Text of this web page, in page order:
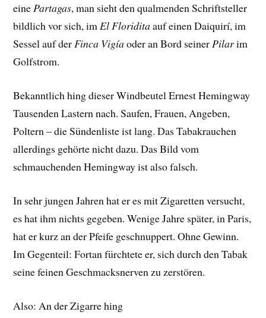
einePartagas, man sieht den qualmenden Schriftsteller
bildlich vor sich, imEl Floriditaauf einen Daiquirí, im
Sessel auf derFinca Vigíaoder an Bord seinerPilarim
Golfstrom.
Bekanntlich hing dieser Windbeutel Ernest Hemingway
Tausenden Lastern nach. Saufen, Frauen, Angeben,
Poltern – die Sündenliste ist lang. Das Tabakrauchen
allerdings gehörte nicht dazu. Das Bild vom
schmauchenden Hemingway ist also falsch.
In sehr jungen Jahren hat er es mit Zigaretten versucht,
es hat ihm nichts gegeben. Wenige Jahre später, in Paris,
hat er kurz an der Pfeife geschnuppert. Ohne Gewinn.
Im Gegenteil: Fortan fürchtete er, sich durch den Tabak
seine feinen Geschmacksnerven zu zerstören.
Also: An der Zigarre hing